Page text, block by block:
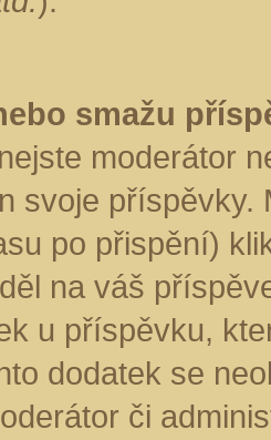
smažu
moderátor
svoje
po přispění)
na váš
u příspěvku,
dodatek se
či